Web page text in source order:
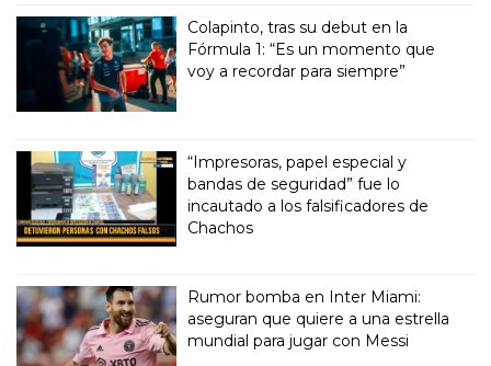
Colapinto, tras su debut en la
Fórmula 1: “Es un momento que
voy a recordar para siempre”
“Impresoras, papel especial y
bandas de seguridad” fue lo
incautado a los falsificadores de
Chachos
Rumor bomba en Inter Miami:
aseguran que quiere a una estrella
mundial para jugar con Messi